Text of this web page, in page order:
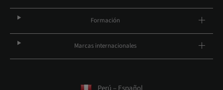
Formación
Marcas internacionales